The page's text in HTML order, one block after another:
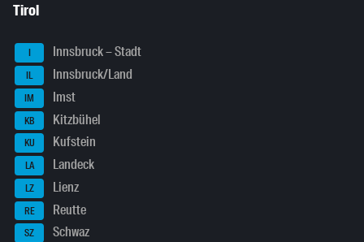
Tirol
I Innsbruck – Stadt
IL Innsbruck/Land
IM Imst
KB Kitzbühel
KU Kufstein
LA Landeck
LZ Lienz
RE Reutte
SZ Schwaz